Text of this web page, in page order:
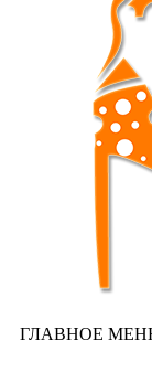
ГЛАВНОЕ